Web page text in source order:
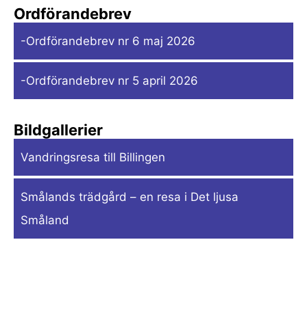
Ordförandebrev
-Ordförandebrev nr 6 maj 2026
-Ordförandebrev nr 5 april 2026
Bildgallerier
Vandringsresa till Billingen
Smålands trädgård – en resa i Det ljusa
Småland